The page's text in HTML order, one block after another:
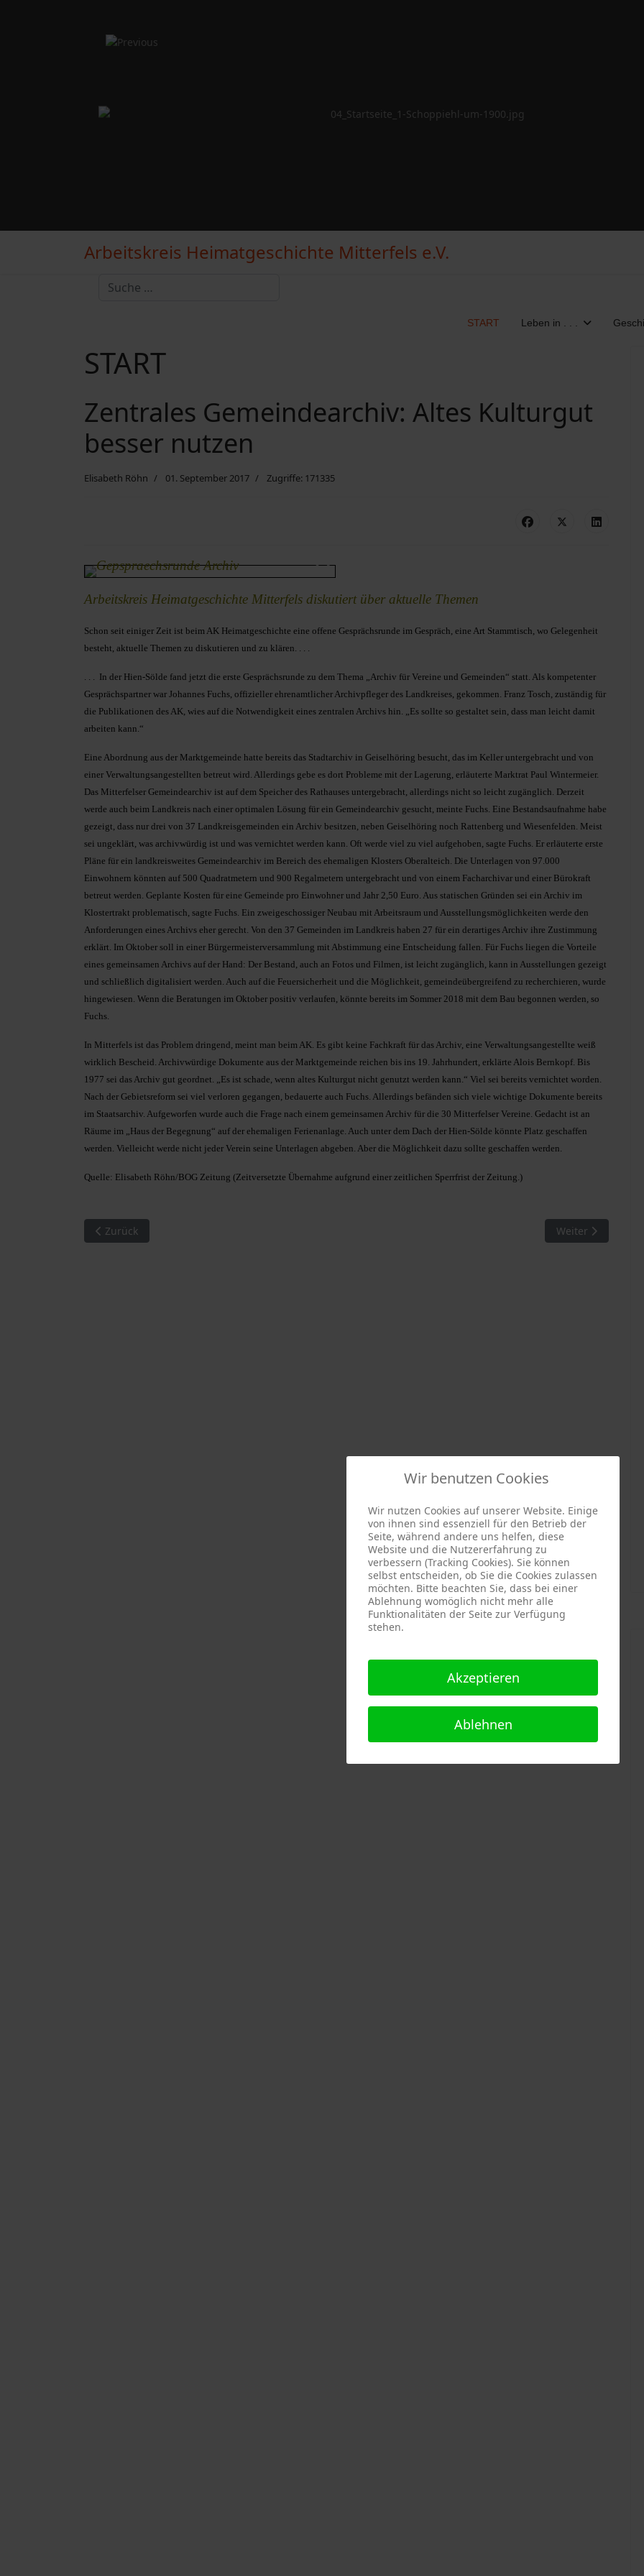
Arbeitskreis Heimatgeschichte Mitterfels e.V.
Suchen
START Leben in . . .
START
Zentrales Gemeindearchiv: Altes Kulturgut
besser nutzen
Elisabeth Röhn 01. September 2017 Zugriffe: 171335
Ar­beits­kreis Heimatgeschichte Mitterfels dis­ku­tiert über ak­tu­el­le The­men
Schon seit einiger Zeit ist beim AK Heimatgeschichte eine offene Gesprächsrunde im Gespräch, eine Art Stammtisch, wo Gelegenheit
besteht, aktuelle Themen zu diskutieren und zu klären. . . .
. . . In der Hien-Sölde fand jetzt die erste Gesprächsrunde zu dem Thema „Archiv für Vereine und Gemeinden“ statt. Als kompetenter
Gesprächspartner war Johannes Fuchs, offizieller ehrenamtlicher Archivpfleger des Landkreises, gekommen. Franz Tosch, zuständig für
die Publikationen des AK, wies auf die Notwendigkeit eines zentralen Archivs hin. „Es sollte so gestaltet sein, dass man leicht damit
arbeiten kann.“
Eine Abordnung aus der Marktgemeinde hatte bereits das Stadtarchiv in Geiselhöring besucht, das im Keller untergebracht und von
einer Verwaltungsangestellten betreut wird. Allerdings gebe es dort Probleme mit der Lagerung, erläuterte Marktrat Paul Wintermeier.
Das Mitterfelser Gemeindearchiv ist auf dem Speicher des Rathauses untergebracht, allerdings nicht so leicht zugänglich. Derzeit
werde auch beim Landkreis nach einer optimalen Lösung für ein Gemeindearchiv gesucht, meinte Fuchs. Eine Bestandsaufnahme habe
gezeigt, dass nur drei von 37 Landkreisgemeinden ein Archiv besitzen, neben Geiselhöring noch Rattenberg und Wiesenfelden. Meist
sei ungeklärt, was archivwürdig ist und was vernichtet werden kann. Oft werde viel zu viel aufgehoben, sagte Fuchs. Er erläuterte erste
Pläne für ein landkreisweites Gemeindearchiv im Bereich des ehemaligen Klosters Oberalteich. Die Unterlagen von 97.000
Einwohnern könnten auf 500 Quadratmetern und 900 Regalmetern untergebracht und von einem Facharchivar und einer Bürokraft
betreut werden. Geplante Kosten für eine Gemeinde pro Einwohner und Jahr 2,50 Euro. Aus statischen Gründen sei ein Archiv im
Klostertrakt problematisch, sagte Fuchs. Ein zweigeschossiger Neubau mit Arbeitsraum und Ausstellungsmöglichkeiten werde den
Anforderungen eines Archivs eher gerecht. Von den 37 Gemeinden im Landkreis haben 27 für ein derartiges Archiv ihre Zustimmung
erklärt. Im Oktober soll in einer Bürgermeisterversammlung mit Abstimmung eine Entscheidung fallen. Für Fuchs liegen die Vorteile
eines gemeinsamen Archivs auf der Hand: Der Bestand, auch an Fotos und Filmen, ist leicht zugänglich, kann in Ausstellungen gezeigt
und schließlich digitalisiert werden. Auch auf die Feuersicherheit und die Möglichkeit, gemeindeübergreifend zu recherchieren, wurde
hingewiesen. Wenn die Beratungen im Oktober positiv verlaufen, könnte bereits im Sommer 2018 mit dem Bau begonnen werden, so
Fuchs.
In Mitterfels ist das Problem dringend, meint man beim AK. Es gibt keine Fachkraft für das Archiv, eine Verwaltungsangestellte weiß
wirklich Bescheid. Archivwürdige Dokumente aus der Marktgemeinde reichen bis ins 19. Jahrhundert, erklärte Alois Bernkopf. Bis
1977 sei das Archiv gut geordnet. „Es ist schade, wenn altes Kulturgut nicht genutzt werden kann.“ Viel sei bereits vernichtet worden.
Nach der Gebietsreform sei viel verloren gegangen, bedauerte auch Fuchs. Allerdings befänden sich viele wichtige Dokumente bereits
im Staatsarchiv. Aufgeworfen wurde auch die Frage nach einem gemeinsamen Archiv für die 30 Mitterfelser Vereine. Gedacht ist an
Räume im „Haus der Begegnung“ auf der ehemaligen Ferienanlage. Auch unter dem Dach der Hien-Sölde könnte Platz geschaffen
werden. Vielleicht werde nicht jeder Verein seine Unterlagen abgeben. Aber die Möglichkeit dazu sollte geschaffen werden.
Quelle: Elisabeth Röhn/BOG Zeitung (Zeitversetzte Übernahme aufgrund einer zeitlichen Sperrfrist der Zeitung.)
Vorheriger Beitrag: Sprachwandel oder Sprachverhunzung?
Zurück Nächster
Weiter
Wir benutzen Cookies
Wir nutzen Cookies auf unserer Website. Einige
von ihnen sind essenziell für den Betrieb der
Seite, während andere uns helfen, diese
Website und die Nutzererfahrung zu
verbessern (Tracking Cookies). Sie können
selbst entscheiden, ob Sie die Cookies zulassen
möchten. Bitte beachten Sie, dass bei einer
Ablehnung womöglich nicht mehr alle
Funktionalitäten der Seite zur Verfügung
stehen.
Akzeptieren
Ablehnen